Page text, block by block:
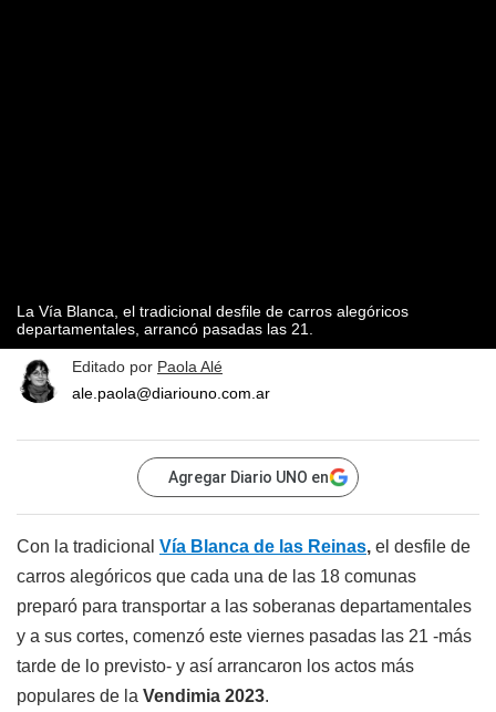
La Vía Blanca, el tradicional desfile de carros alegóricos
departamentales, arrancó pasadas las 21.
Editado por Paola Alé
ale.paola@diariouno.com.ar
Agregar Diario UNO en
Con la tradicional Vía Blanca de las Reinas, el desfile de
carros alegóricos que cada una de las 18 comunas
preparó para transportar a las soberanas departamentales
y a sus cortes, comenzó este viernes pasadas las 21 -más
tarde de lo previsto- y así arrancaron los actos más
populares de la Vendimia 2023.